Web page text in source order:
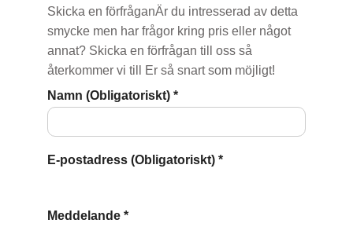
Skicka en förfråganÄr du intresserad av detta
smycke men har frågor kring pris eller något
annat? Skicka en förfrågan till oss så
återkommer vi till Er så snart som möjligt!
Namn (Obligatoriskt) *
E-postadress (Obligatoriskt) *
Meddelande *